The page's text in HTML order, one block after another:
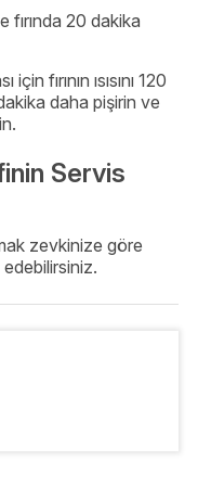
fırında 20 dakika
fırının ısısını 120
daha pişirin ve
Servis
zevkinize göre
edebilirsiniz.